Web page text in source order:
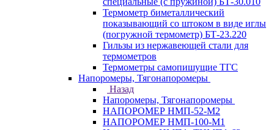
Термометр биметаллический
показывающий со штоком в виде иглы
(погружной термометр) БТ-23.220
Гильзы из нержавеющей стали для
термометров
Термометры самопишущие ТГС
Напоромеры, Тягонапоромеры
Назад
Напоромеры, Тягонапоромеры
НАПОРОМЕР НМП-52-М2
НАПОРОМЕР НМП-100-М1